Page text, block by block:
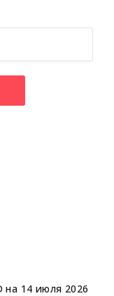
на 14 июля 2026